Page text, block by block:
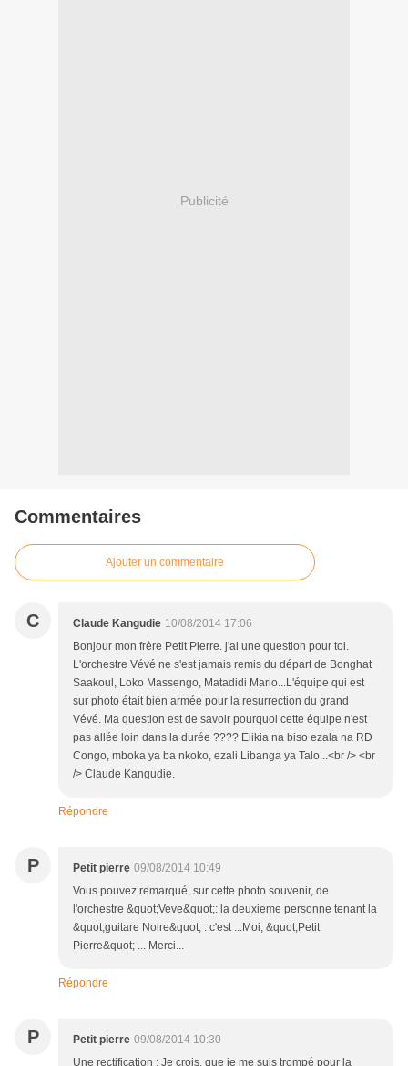
Publicité
Commentaires
Ajouter un commentaire
C Claude Kangudie 10/08/2014 17:06
Bonjour mon frère Petit Pierre. j'ai une question pour toi.
L'orchestre Vévé ne s'est jamais remis du départ de Bonghat
Saakoul, Loko Massengo, Matadidi Mario...L'équipe qui est
sur photo était bien armée pour la resurrection du grand
Vévé. Ma question est de savoir pourquoi cette équipe n'est
pas allée loin dans la durée ???? Elikia na biso ezala na RD
Congo, mboka ya ba nkoko, ezali Libanga ya Talo...<br /> <br
/> Claude Kangudie.
Répondre
P Petit pierre 09/08/2014 10:49
Vous pouvez remarqué, sur cette photo souvenir, de
l'orchestre &quot;Veve&quot;: la deuxieme personne tenant la
&quot;guitare Noire&quot; : c'est ...Moi, &quot;Petit
Pierre&quot; ... Merci...
Répondre
P Petit pierre 09/08/2014 10:30
Une rectification : Je crois, que je me suis trompé pour la